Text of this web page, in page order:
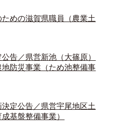
めの滋賀県職員（農業土
告／県営新池（大篠原）
防災事業（ため池整備事
定公告／県営宇尾地区土
基盤整備事業）